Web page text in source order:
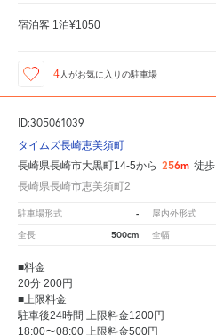
宿泊客 1泊¥1050
4人がお気に入りの駐車場
ID:305061039
タイムズ長崎恵美須町
長崎県長崎市大黒町14-5から 256m 徒歩
長崎県長崎市恵美須町2
駐車場形式 - 屋内外形式
全長 500cm 全幅
■料金
20分 200円
■上限料金
駐車後24時間 上限料金1200円
18:00〜08:00 上限料金500円